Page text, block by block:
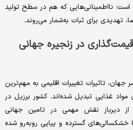
است؛ نااطمینانی‌‌هایی که هم در سطح تولید
تهدیدی برای ثبات به‌‌شمار می‌‌روند.
در زنجیره جهانی
تاثیرات تغییرات اقلیمی به مهم‌ترین
غذایی تبدیل شده‌‌اند. کشور برزیل در
از دیرباز نقش مهمی در تامین جهانی
خشکسالی‌‌های گسترده و پیاپی روبه‌رو شده